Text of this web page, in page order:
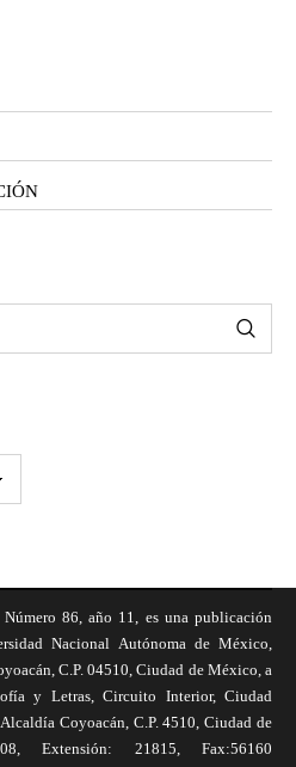
86, año 11, es una publicación
Nacional Autónoma de México,
C.P. 04510, Ciudad de México, a
y Letras, Circuito Interior, Ciudad
Coyoacán, C.P. 4510, Ciudad de
Extensión: 21815, Fax:56160